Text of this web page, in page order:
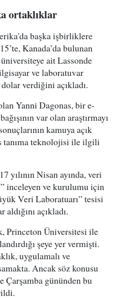
ortaklıklar
başka işbirliklere
Kanada’da bulunan
ait Lassonde
ve laboratuvar
verdiğini açıkladı.
Yanni Dagonas, bir e-
var olan araştırmayı
kamuya açık
tanıma teknolojisi ile ilgili
yılının Nisan ayında, veri
inceleyen ve kurulumu için
Veri Laboratuarı” tesisi
açıkladı.
Princeton Üniversitesi ile
şeye yer vermişti.
uygulamalı ve
Ancak söz konusu
Çarşamba gününden bu